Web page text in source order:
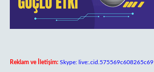
Reklam ve İletişim: Skype: live:.cid.575569c608265c69